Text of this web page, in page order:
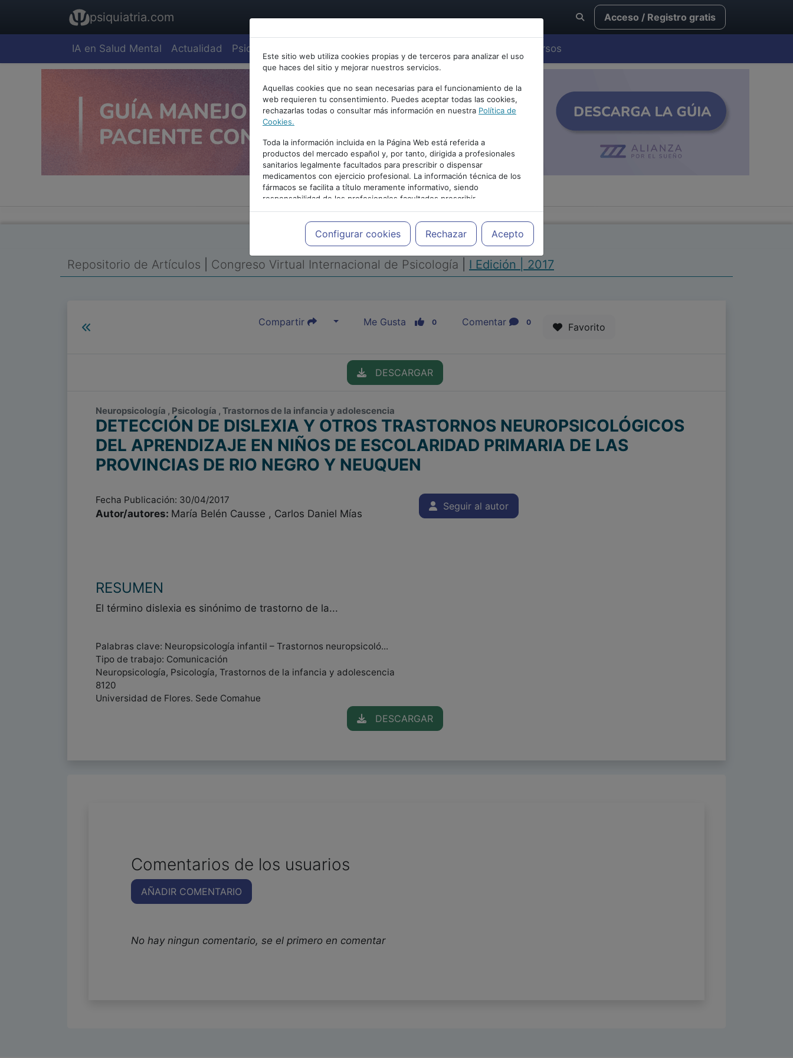
psiquiatria.com Acceso / Registro gratis
IA en Salud Mental Actualidad Psiquiatría Cursos
Este sitio web utiliza cookies propias y de terceros para analizar el uso
que haces del sitio y mejorar nuestros servicios.
Aquellas cookies que no sean necesarias para el funcionamiento de la
web requieren tu consentimiento. Puedes aceptar todas las cookies,
rechazarlas todas o consultar más información en nuestra Política de
Cookies.
Toda la información incluida en la Página Web está referida a
productos del mercado español y, por tanto, dirigida a profesionales
sanitarios legalmente facultados para prescribir o dispensar
medicamentos con ejercicio profesional. La información técnica de los
fármacos se facilita a título meramente informativo, siendo
responsabilidad de los profesionales facultados prescribir
medicamentos y decidir, en cada caso concreto, el tratamiento más
adecuado a las necesidades del paciente.
Configurar cookies Rechazar Acepto
PUBLICIDAD
Repositorio de Artículos Congreso Virtual Internacional de Psicología I Edición | 2017
Compartir Me Gusta 0 Comentar 0 Favorito
DESCARGAR
Neuropsicología , Psicología , Trastornos de la infancia y adolescencia
DETECCIÓN DE DISLEXIA Y OTROS TRASTORNOS NEUROPSICOLÓGICOS
DEL APRENDIZAJE EN NIÑOS DE ESCOLARIDAD PRIMARIA DE LAS
PROVINCIAS DE RIO NEGRO Y NEUQUEN
Fecha Publicación: 30/04/2017
Autor/autores: María Belén Causse , Carlos Daniel Mías
Seguir al autor
RESUMEN
El término dislexia es sinónimo de trastorno de la...
Palabras clave: Neuropsicología infantil – Trastornos neuropsicoló...
Tipo de trabajo: Comunicación
Neuropsicología, Psicología, Trastornos de la infancia y adolescencia
8120
Universidad de Flores. Sede Comahue
DESCARGAR
Comentarios de los usuarios
AÑADIR COMENTARIO
No hay ningun comentario, se el primero en comentar